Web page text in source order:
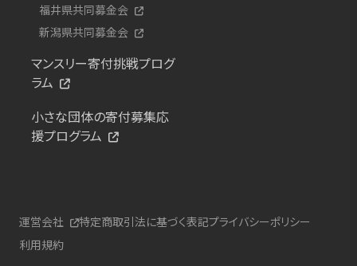
福井県共同募金会
新潟県共同募金会
マンスリー寄付挑戦プログ
ラム
小さな団体の寄付募集応
援プログラム
運営会社 特定商取引法に基づく表記プライバシーポリシー
利用規約